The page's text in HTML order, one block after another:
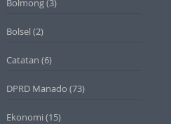
Bolmong(3)
Bolsel (2)
Catatan (6)
DPRD Manado (73)
Ekonomi (15)